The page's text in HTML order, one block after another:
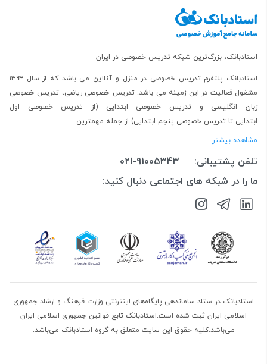
استادبانک، بزرگ‌ترین شبکه تدریس خصوصی در ایران
استادبانک پلتفرم تدریس خصوصی در منزل و آنلاین
می باشد که از سال ۱۳۹۴
مشغول فعالیت در این زمینه می باشد.تدریس خصوصی ریاضی، تدریس خصوصی
زبان انگلیسی و تدریس خصوصی ابتدایی (از
تدریس خصوصی اول
ابتدایی تا تدریس خصوصی پنجم ابتدایی) از جمله مهمترین...
مشاهده بیشتر
تلفن پشتیبانی:
021-91005343
ما را در شبکه های اجتماعی دنبال کنید:
استادبانک در ستاد ساماندهی پایگاه‌های اینترنتی وزارت فرهنگ و ارشاد جمهوری
اسلامی ایران ثبت شده است.استادبانک تابع قوانین جمهوری اسلامی ایران
می‌باشد.کلیه حقوق این سایت متعلق به گروه استادبانک می‌باشد.